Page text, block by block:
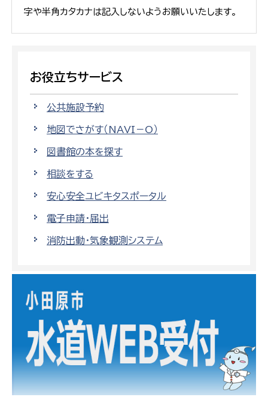
字や半角カタカナは記入しないようお願いいたします。
お役立ちサービス
公共施設予約
地図でさがす（NAVI－O）
図書館の本を探す
相談をする
安心安全ユビキタスポータル
電子申請・届出
消防出動・気象観測システム